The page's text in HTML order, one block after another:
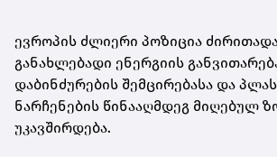
ევროპის ძლიერი პოზიცია
განახლებადი ენერგიის
დაბინძურების შემცირებასა და
ნარჩენების წინააღმდეგ მიღებულ
უკავშირდება.